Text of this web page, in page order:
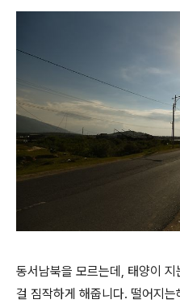
동서남북을 모르는데, 태양이
걸 짐작하게 해줍니다. 떨어지는